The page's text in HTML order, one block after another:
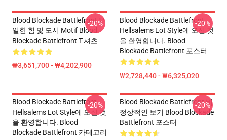
Blood Blockade Battlefront 유
일한 힘 및 도시 Motif Blood
Blockade Battlefront T-셔츠
₩3,651,700 - ₩4,202,900
-20%
Blood Blockade Battlefront
Hellsalems Lot Style에 오신 것
을 환영합니다. Blood
Blockade Battlefront 포스터
₩2,728,440 - ₩6,325,020
-20%
Blood Blockade Battlefront
Hellsalems Lot Style에 오신 것
을 환영합니다. Blood
Blockade Battlefront 카테고리
-20%
Blood Blockade Battlefront 비
정상적인 보기 Blood Blockade
Battlefront 포스터
-20%